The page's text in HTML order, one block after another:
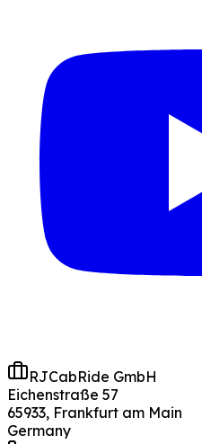
RJCabRide GmbH
Eichenstraße 57
65933, Frankfurt am Main
Germany